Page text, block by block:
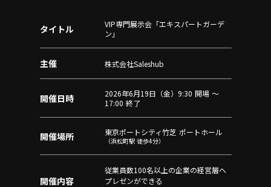
タイトル
VIP専門展示会「エキスパートガーデ
ン」
主催 株式会社Saleshub
開催日時
2026年⁨6月19日（金）9:30 開場 〜
17:00 終了
開催場所 東京ポートシティ竹芝 ポートホール
（浜松町駅 徒歩4分）
開催内容
従業員数100名以上の企業の経営層へ
プレゼンができる